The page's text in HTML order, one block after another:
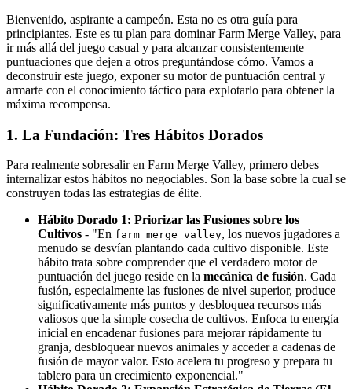
Bienvenido, aspirante a campeón. Esta no es otra guía para
principiantes. Este es tu plan para dominar Farm Merge Valley, para
ir más allá del juego casual y para alcanzar consistentemente
puntuaciones que dejen a otros preguntándose cómo. Vamos a
deconstruir este juego, exponer su motor de puntuación central y
armarte con el conocimiento táctico para explotarlo para obtener la
máxima recompensa.
1. La Fundación: Tres Hábitos Dorados
Para realmente sobresalir en Farm Merge Valley, primero debes
internalizar estos hábitos no negociables. Son la base sobre la cual se
construyen todas las estrategias de élite.
Hábito Dorado 1: Priorizar las Fusiones sobre los
Cultivos - "En farm merge valley, los nuevos jugadores a
menudo se desvían plantando cada cultivo disponible. Este
hábito trata sobre comprender que el verdadero motor de
puntuación del juego reside en la mecánica de fusión. Cada
fusión, especialmente las fusiones de nivel superior, produce
significativamente más puntos y desbloquea recursos más
valiosos que la simple cosecha de cultivos. Enfoca tu energía
inicial en encadenar fusiones para mejorar rápidamente tu
granja, desbloquear nuevos animales y acceder a cadenas de
fusión de mayor valor. Esto acelera tu progreso y prepara tu
tablero para un crecimiento exponencial."